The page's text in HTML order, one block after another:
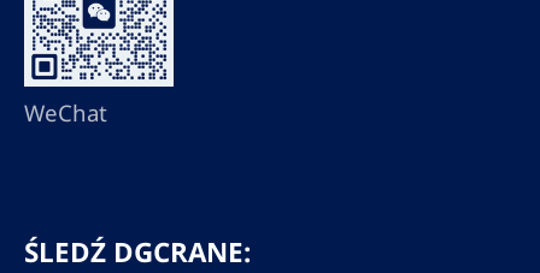
WeChat
ŚLEDŹ DGCRANE: